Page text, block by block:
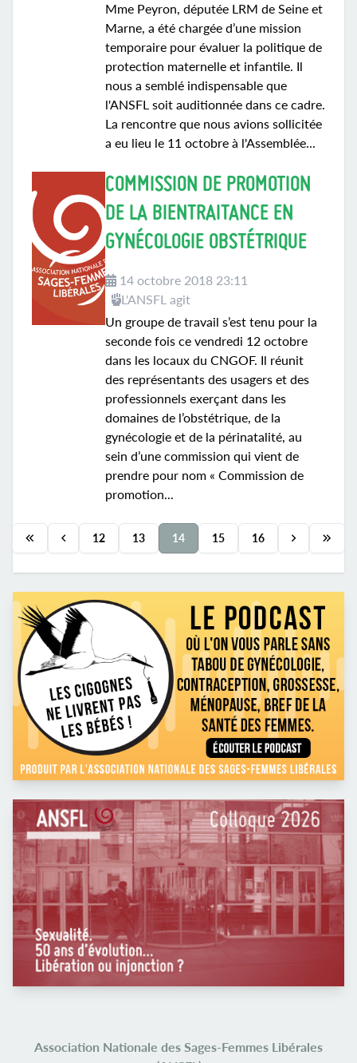
Mme Peyron, députée LRM de Seine et
Marne, a été chargée d’une mission
temporaire pour évaluer la politique de
protection maternelle et infantile. Il
nous a semblé indispensable que
l'ANSFL soit auditionnée dans ce cadre.
La rencontre que nous avions sollicitée
a eu lieu le 11 octobre à l'Assemblée...
COMMISSION DE PROMOTION
DE LA BIENTRAITANCE EN
GYNÉCOLOGIE OBSTÉTRIQUE
14 octobre 2018 23:11
L'ANSFL agit
Un groupe de travail s’est tenu pour la
seconde fois ce vendredi 12 octobre
dans les locaux du CNGOF. Il réunit
des représentants des usagers et des
professionnels exerçant dans les
domaines de l’obstétrique, de la
gynécologie et de la périnatalité, au
sein d’une commission qui vient de
prendre pour nom « Commission de
promotion...
12 13 14 15 16
Association Nationale des Sages-Femmes Libérales